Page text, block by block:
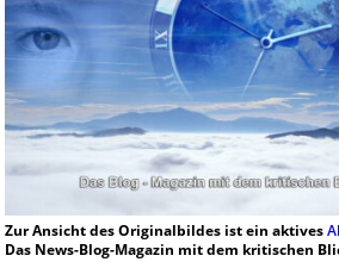
Zur Ansicht des Originalbildes ist ein aktives
Das News-Blog-Magazin mit dem kritischen